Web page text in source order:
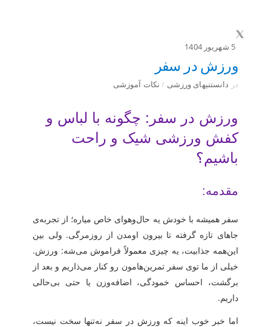
5 شهریور 1404
ورزش در سفر
در دانستنیهای ورزشی / نکات آموزشی
ورزش در سفر: چگونه با لباس و
کفش ورزشی شیک و راحت
باشیم؟
مقدمه:
سفر همیشه با خودش یه حال‌وهوای خاص میاره؛ از تجربه‌ی
جاهای تازه گرفته تا بیرون اومدن از روزمرگی. ولی بین
این‌همه جذابیت، یه چیزی معمولاً فراموش می‌شه: ورزش.
خیلی از ما توی سفر تمرین‌هامون رو کنار می‌ذاریم و بعد از
برگشت، احساس خمودگی، اضافه‌وزن یا حتی بی‌حالی
داریم.
اما خبر خوب اینه که ورزش در سفر نه‌تنها سخت نیست،